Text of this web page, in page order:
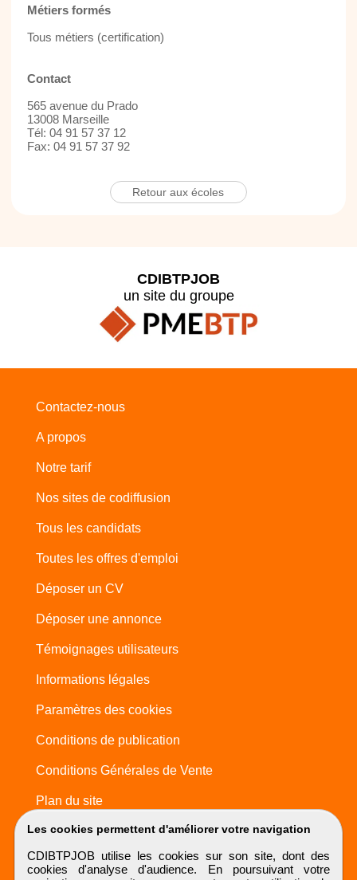
Métiers formés
Tous métiers (certification)
Contact
565 avenue du Prado
13008 Marseille
Tél: 04 91 57 37 12
Fax: 04 91 57 37 92
Retour aux écoles
Les cookies permettent d'améliorer votre navigation
CDIBTPJOB utilise les cookies sur son site, dont des
cookies d'analyse d'audience. En poursuivant votre
CDIBTPJOB
un site du groupe
Contactez-nous
A propos
Notre tarif
Nos sites de codiffusion
Tous les candidats
Toutes les offres d'emploi
Déposer un CV
Déposer une annonce
Témoignages utilisateurs
Informations légales
Paramètres des cookies
Conditions de publication
Conditions Générales de Vente
Plan du site